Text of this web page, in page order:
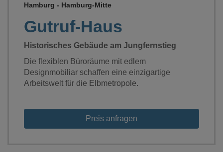
Gutruf-Haus
Hamburg - Hamburg-Mitte
Historisches Gebäude am Jungfernstieg
Die flexiblen Büroräume mit edlem
Designmobiliar schaffen eine einzigartige
Arbeitswelt für die Elbmetropole.
Preis anfragen